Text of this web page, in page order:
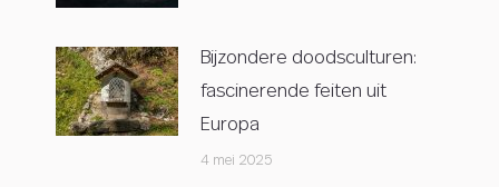
Bijzondere doodsculturen:
fascinerende feiten uit
Europa
4 mei 2025